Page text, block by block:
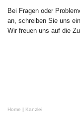
Bei Fragen oder
an, schreiben Sie uns
Wir freuen uns auf die
Home | Kanzlei